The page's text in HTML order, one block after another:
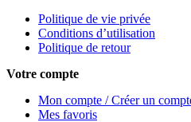
Politique de vie privée
Conditions d’utilisation
Politique de retour
Votre compte
Mon compte / Créer un
Mes favoris